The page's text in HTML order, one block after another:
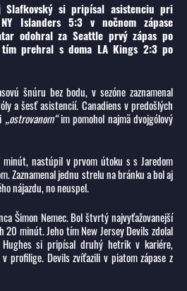
Slafkovský si pripísal asistenciu pri
Islanders 5:3 v nočnom zápase
odohral za Seattle prvý zápas po
tím prehral s doma LA Kings 2:3 po
šnúru bez bodu, v sezóne zaznamenal
a šesť asistencií. Canadiens v predošlých
„ostrovanom“im pomohol najmä dvojgólový
minút, nastúpil v prvom útoku s s Jaredom
Zaznamenal jednu strelu na bránku a bol aj
nájazdu, no neuspel.
Šimon Nemec. Bol štvrtý najvyťažovanejší
20 minút. Jeho tím New Jersey Devils zdolal
si pripísal druhý hetrik v kariére,
profilige. Devils zvíťazili v piatom zápase z